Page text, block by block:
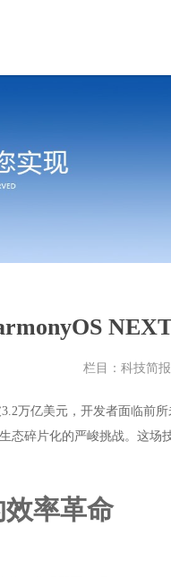
栏目：科技简报
万亿美元，开发者面临前
态碎片化的严峻挑战。这
率革命